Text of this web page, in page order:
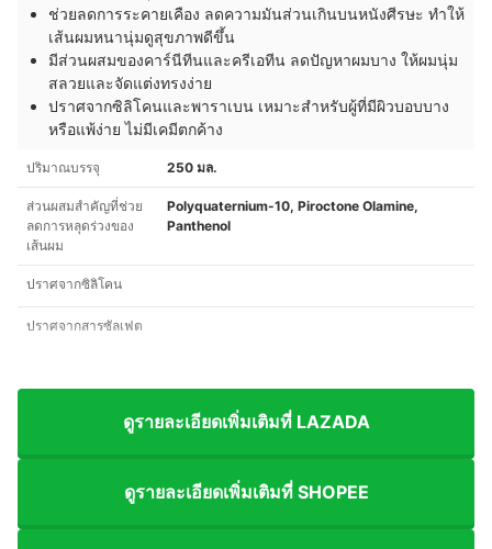
ช่วยลดการระคายเคือง ลดความมันส่วนเกินบนหนังศีรษะ ทำให้
เส้นผมหนานุ่มดูสุขภาพดีขึ้น
มีส่วนผสมของคาร์นีทีนและครีเอทีน ลดปัญหาผมบาง ให้ผมนุ่ม
สลวยและจัดแต่งทรงง่าย
ปราศจากซิลิโคนและพาราเบน เหมาะสำหรับผู้ที่มีผิวบอบบาง
หรือแพ้ง่าย ไม่มีเคมีตกค้าง
ปริมาณบรรจุ 250 มล.
ส่วนผสมสำคัญที่ช่วย
ลดการหลุดร่วงของ
เส้นผม
Polyquaternium-10, Piroctone Olamine,
Panthenol
ปราศจากซิลิโคน
ปราศจากสารซัลเฟต
ดูรายละเอียดเพิ่มเติมที่ LAZADA
ดูรายละเอียดเพิ่มเติมที่ SHOPEE